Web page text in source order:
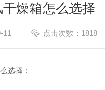
燥箱怎么选择
11 点击次数：1818
选择：